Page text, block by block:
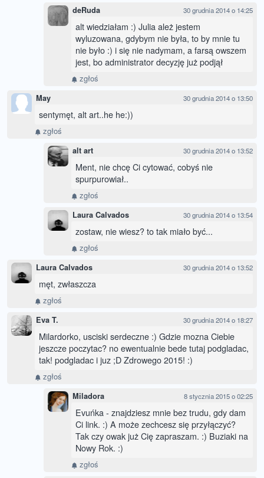
deRuda 30 grudnia 2014 o 14:25
alt wiedziałam :) Julia ależ jestem
wyluzowana, gdybym nie była, to by mnie tu
nie było :) i się nie nadymam, a farsą owszem
jest, bo administrator decyzję już podjął
zgłoś
May 30 grudnia 2014 o 13:50
sentymęt, alt art..he he:))
zgłoś
alt art 30 grudnia 2014 o 13:52
Ment, nie chcę Ci cytować, cobyś nie
spurpurowiał..
zgłoś
Laura Calvados 30 grudnia 2014 o 13:54
zostaw, nie wiesz? to tak miało być...
zgłoś
Laura Calvados 30 grudnia 2014 o 13:52
męt, zwłaszcza
zgłoś
Eva T. 30 grudnia 2014 o 18:27
Milardorko, usciski serdeczne :) Gdzie mozna Ciebie
jeszcze poczytac? no ewentualnie bede tutaj podgladac,
tak! podgladac i juz ;D Zdrowego 2015! :)
zgłoś
Miladora 8 stycznia 2015 o 02:25
Evuńka - znajdziesz mnie bez trudu, gdy dam
Ci link. :) A może zechcesz się przyłączyć?
Tak czy owak już Cię zapraszam. :) Buziaki na
Nowy Rok. :)
zgłoś